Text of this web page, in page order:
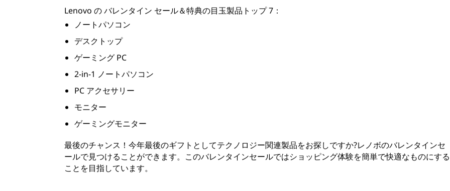
Lenovo の バレンタイン セール＆特典の目玉製品トップ 7：
ノートパソコン
デスクトップ
ゲーミング PC
2-in-1 ノートパソコン
PC アクセサリー
モニター
ゲーミングモニター
最後のチャンス！今年最後のギフトとしてテクノロジー関連製品をお探しですか?レノボのバレンタインセ
ールで見つけることができます。このバレンタインセールではショッピング体験を簡単で快適なものにする
ことを目指しています。